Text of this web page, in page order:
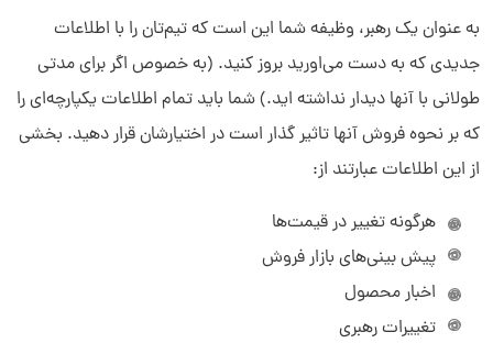
به عنوان یک رهبر، وظیفه شما این است که تیم‌تان را با اطلاعات
جدیدی که به دست می‌اورید بروز کنید. (به خصوص اگر برای مدتی
طولانی با آنها دیدار نداشته‌ اید.) شما باید تمام اطلاعات یکپارچه‌ای را
که بر نحوه فروش آنها تاثیر گذار است در اختیارشان قرار دهید. بخشی
از این اطلاعات عبارتند از:
هرگونه تغییر در قیمت‌ها
پیش بینی‌های بازار فروش
اخبار محصول
تغییرات رهبری